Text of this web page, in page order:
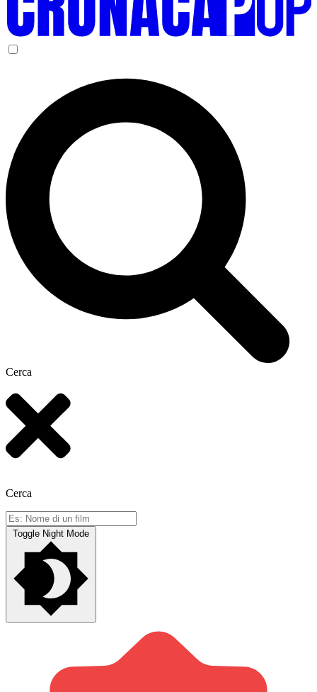
Cerca
Cerca
Toggle Night Mode